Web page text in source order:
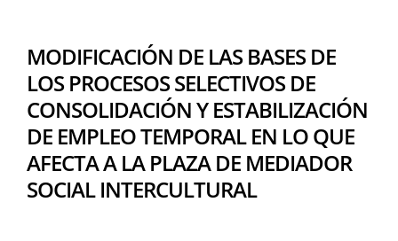
MODIFICACIÓN DE LAS BASES DE
LOS PROCESOS SELECTIVOS DE
CONSOLIDACIÓN Y ESTABILIZACIÓN
DE EMPLEO TEMPORAL EN LO QUE
AFECTA A LA PLAZA DE MEDIADOR
SOCIAL INTERCULTURAL